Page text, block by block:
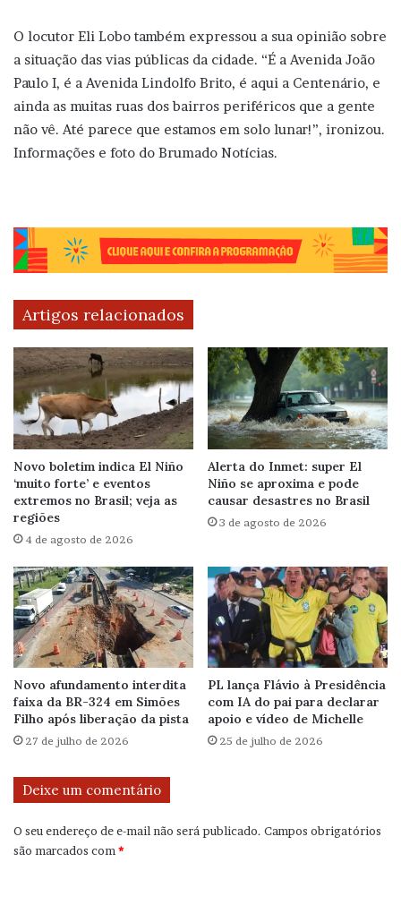
O locutor Eli Lobo também expressou a sua opinião sobre
a situação das vias públicas da cidade. “É a Avenida João
Paulo I, é a Avenida Lindolfo Brito, é aqui a Centenário, e
ainda as muitas ruas dos bairros periféricos que a gente
não vê. Até parece que estamos em solo lunar!”, ironizou.
Informações e foto do Brumado Notícias.
Artigos relacionados
Novo boletim indica El Niño
‘muito forte’ e eventos
extremos no Brasil; veja as
regiões
4 de agosto de 2026
Alerta do Inmet: super El
Niño se aproxima e pode
causar desastres no Brasil
3 de agosto de 2026
Novo afundamento interdita
faixa da BR-324 em Simões
Filho após liberação da pista
27 de julho de 2026
PL lança Flávio à Presidência
com IA do pai para declarar
apoio e vídeo de Michelle
25 de julho de 2026
Deixe um comentário
O seu endereço de e-mail não será publicado. Campos obrigatórios
são marcados com*